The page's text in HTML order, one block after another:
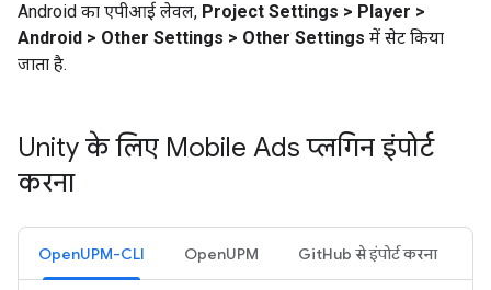
Android का एपीआई लेवल, Project Settings > Player >
Android > Other Settings > Other Settings में सेट किया
जाता है.
Unity के लिए Mobile Ads प्लगिन इंपोर्ट
करना
OpenUPM-CLI OpenUPM GitHub से इंपोर्ट करना